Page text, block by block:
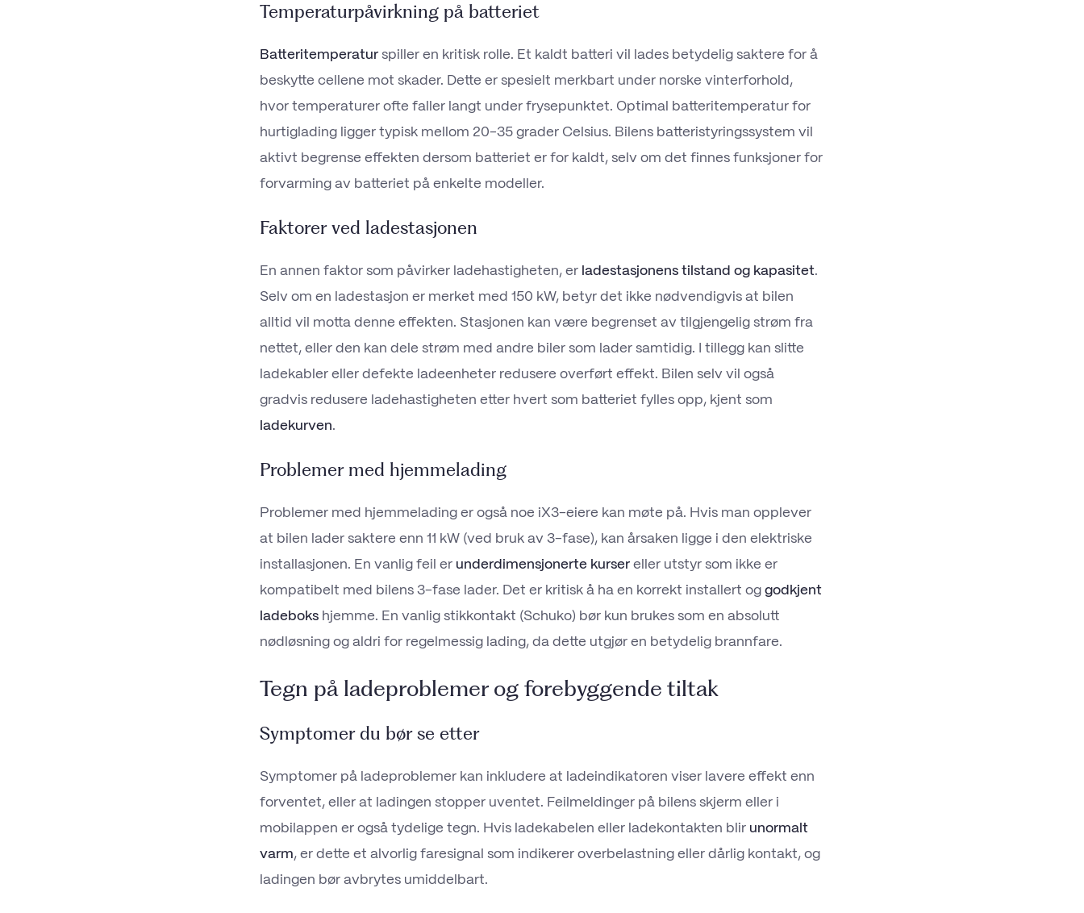
Temperaturpåvirkning på batteriet
Batteritemperatur spiller en kritisk rolle. Et kaldt batteri vil lades betydelig saktere for å
beskytte cellene mot skader. Dette er spesielt merkbart under norske vinterforhold,
hvor temperaturer ofte faller langt under frysepunktet. Optimal batteritemperatur for
hurtiglading ligger typisk mellom 20-35 grader Celsius. Bilens batteristyringssystem vil
aktivt begrense effekten dersom batteriet er for kaldt, selv om det finnes funksjoner for
forvarming av batteriet på enkelte modeller.
Faktorer ved ladestasjonen
En annen faktor som påvirker ladehastigheten, er ladestasjonens tilstand og kapasitet.
Selv om en ladestasjon er merket med 150 kW, betyr det ikke nødvendigvis at bilen
alltid vil motta denne effekten. Stasjonen kan være begrenset av tilgjengelig strøm fra
nettet, eller den kan dele strøm med andre biler som lader samtidig. I tillegg kan slitte
ladekabler eller defekte ladeenheter redusere overført effekt. Bilen selv vil også
gradvis redusere ladehastigheten etter hvert som batteriet fylles opp, kjent som
ladekurven.
Problemer med hjemmelading
Problemer med hjemmelading er også noe iX3-eiere kan møte på. Hvis man opplever
at bilen lader saktere enn 11 kW (ved bruk av 3-fase), kan årsaken ligge i den elektriske
installasjonen. En vanlig feil er underdimensjonerte kurser eller utstyr som ikke er
kompatibelt med bilens 3-fase lader. Det er kritisk å ha en korrekt installert og godkjent
ladeboks hjemme. En vanlig stikkontakt (Schuko) bør kun brukes som en absolutt
nødløsning og aldri for regelmessig lading, da dette utgjør en betydelig brannfare.
Tegn på ladeproblemer og forebyggende tiltak
Symptomer du bør se etter
Symptomer på ladeproblemer kan inkludere at ladeindikatoren viser lavere effekt enn
forventet, eller at ladingen stopper uventet. Feilmeldinger på bilens skjerm eller i
mobilappen er også tydelige tegn. Hvis ladekabelen eller ladekontakten blir unormalt
varm, er dette et alvorlig faresignal som indikerer overbelastning eller dårlig kontakt, og
ladingen bør avbrytes umiddelbart.